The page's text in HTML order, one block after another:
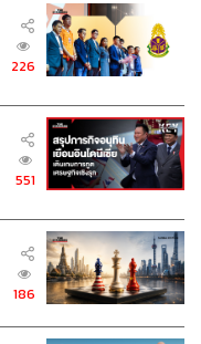
226
551
186